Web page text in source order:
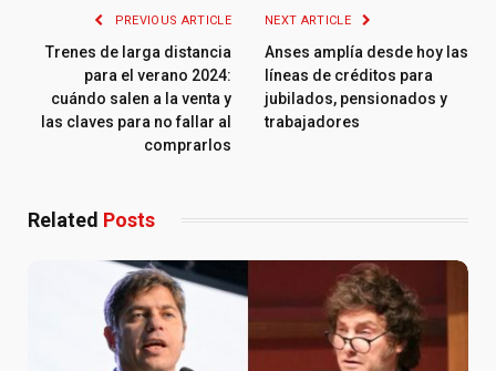
PREVIOUS ARTICLE
Trenes de larga distancia
para el verano 2024:
cuándo salen a la venta y
las claves para no fallar al
comprarlos
NEXT ARTICLE
Anses amplía desde hoy las
líneas de créditos para
jubilados, pensionados y
trabajadores
Related Posts